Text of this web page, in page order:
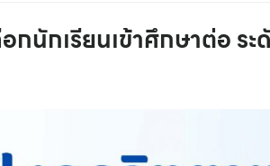
กนักเรียนเข้าศึกษาต่อ ร